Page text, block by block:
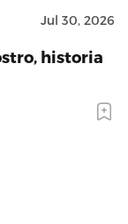
Jul 30, 2026
historia